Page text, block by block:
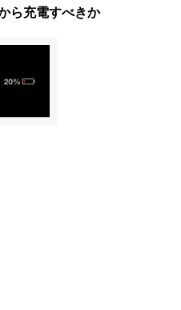
ら充電すべきか